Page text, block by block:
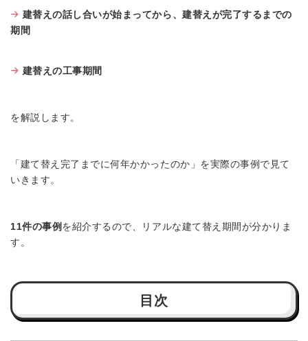
建替えの話し合いが始まってから、建替えが完了するまでの
期間
建替えの工事期間
を解説します。
「建て替え完了までに何年かかったのか」を実際の事例で見て
いきます。
11件の事例を紹介するので、リアルな建て替え期間が分かりま
す。
目次